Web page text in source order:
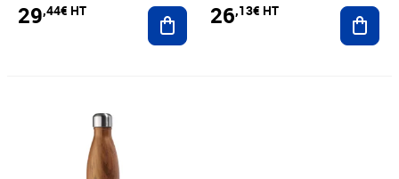
29,44€ HT Ajouter au panier
26,13€ HT